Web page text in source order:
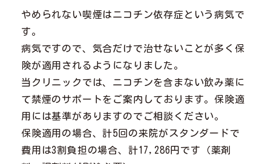
やめられない喫煙はニコチン依存症という病気で
す。
病気ですので、気合だけで治せないことが多く保
険が適用されるようになりました。
当クリニックでは、ニコチンを含まない飲み薬に
て禁煙のサポートをご案内しております。保険適
用には基準がありますのでご相談ください。
保険適用の場合、計5回の来院がスタンダードで
費用は3割負担の場合、計17,286円です（薬剤